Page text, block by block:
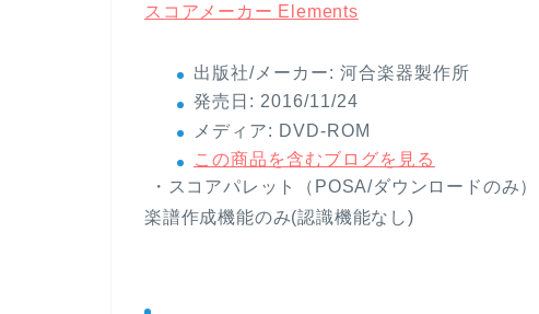
スコアメーカー Elements
出版社/メーカー: 河合楽器製作所
発売日: 2016/11/24
メディア: DVD-ROM
この商品を含むブログを見る
・スコアパレット（POSA/ダウンロードのみ）
楽譜作成機能のみ(認識機能なし)